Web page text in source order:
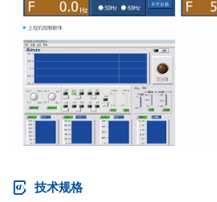
技术规格